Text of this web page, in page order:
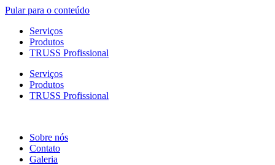
Pular para o conteúdo
Serviços
Produtos
TRUSS Profissional
Serviços
Produtos
TRUSS Profissional
Sobre nós
Contato
Galeria